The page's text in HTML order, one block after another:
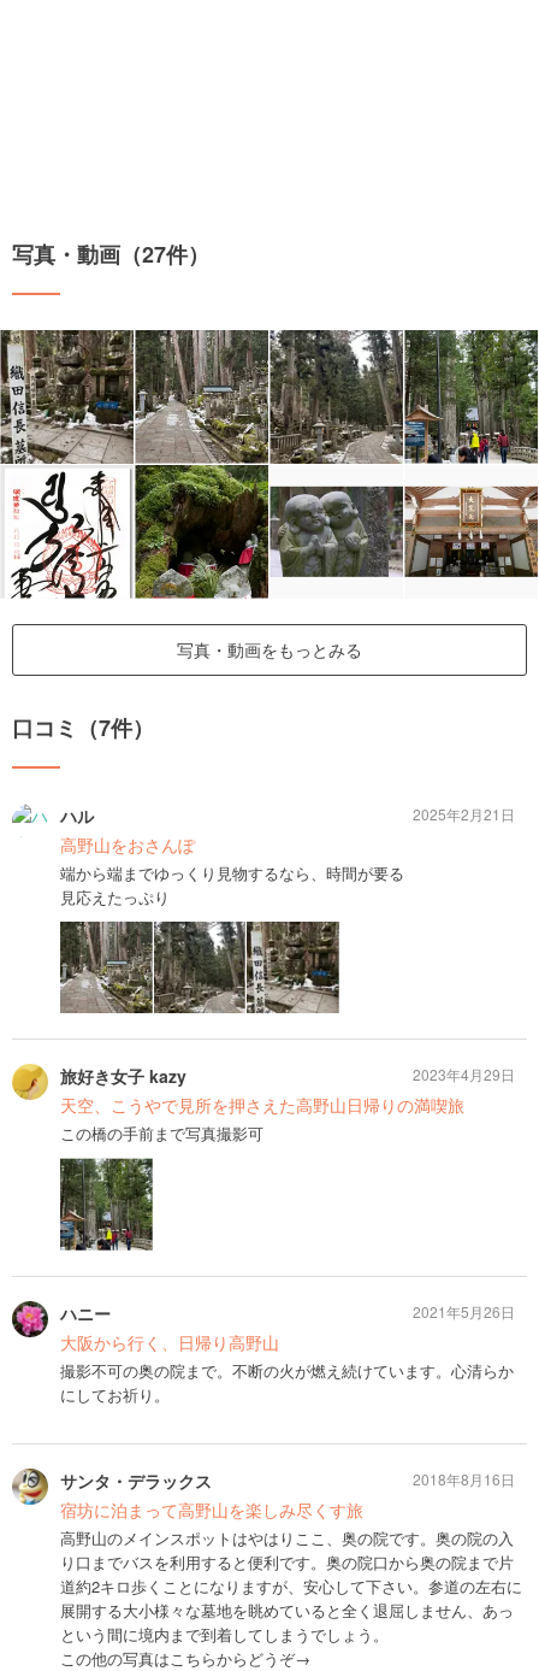
写真・動画（27件）
写真・動画をもっとみる
口コミ（7件）
ハル
高野山をおさんぽ
端から端までゆっくり見物するなら、時間が要る
見応えたっぷり
2025年2月21日
旅好き女子 kazy
天空、こうやで見所を押さえた高野山日帰りの満喫旅
この橋の手前まで写真撮影可
2023年4月29日
ハニー
大阪から行く、日帰り高野山
撮影不可の奥の院まで。不断の火が燃え続けています。心清らか
にしてお祈り。
2021年5月26日
サンタ・デラックス
宿坊に泊まって高野山を楽しみ尽くす旅
高野山のメインスポットはやはりここ、奥の院です。奥の院の入
り口までバスを利用すると便利です。奥の院口から奥の院まで片
道約2キロ歩くことになりますが、安心して下さい。参道の左右に
展開する大小様々な墓地を眺めていると全く退屈しません、あっ
という間に境内まで到着してしまうでしょう。
この他の写真はこちらからどうぞ→
2018年8月16日